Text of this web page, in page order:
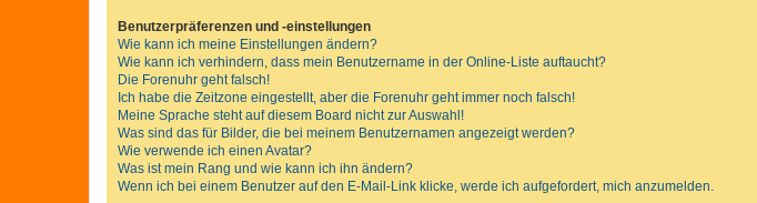
Benutzerpräferenzen und -einstellungen
Wie kann ich meine Einstellungen ändern?
Wie kann ich verhindern, dass mein Benutzername in der Online-Liste auftaucht?
Die Forenuhr geht falsch!
Ich habe die Zeitzone eingestellt, aber die Forenuhr geht immer noch falsch!
Meine Sprache steht auf diesem Board nicht zur Auswahl!
Was sind das für Bilder, die bei meinem Benutzernamen angezeigt werden?
Wie verwende ich einen Avatar?
Was ist mein Rang und wie kann ich ihn ändern?
Wenn ich bei einem Benutzer auf den E-Mail-Link klicke, werde ich aufgefordert, mich anzumelden.